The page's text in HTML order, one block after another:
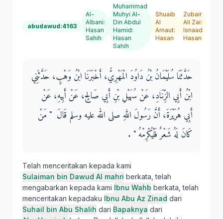
abudawud:4163
Al-
Albani:
Hasan
Sahih
Muhammad
Muhyi Al-
Din Abdul
Hamid:
Hasan
Sahih
Shuaib
Al
Arnaut:
Hasan
Zubair
Ali Zai:
Isnaad
Hasan
حَدَّثَنَا سُلَيْمَانُ بْنُ دَاوُدَ الْمَهْرِيُّ، أَخْبَرَنَا ابْنُ وَهْبٍ، حَدَّثَنِي
ابْنُ أَبِي الزِّنَادِ، عَنْ سُهَيْلِ بْنِ أَبِي صَالِحٍ، عَنْ أَبِيهِ، عَنْ
أَبِي هُرَيْرَةَ، أَنَّ رَسُولَ اللَّهِ صلى الله عليه وسلم قَالَ ‏ "‏ مَنْ
كَانَ لَهُ شَعْرٌ فَلْيُكْرِمْهُ ‏"‏ ‏.‏
Telah menceritakan kepada kami
Sulaiman bin Dawud Al mahri berkata, telah
mengabarkan kepada kami Ibnu Wahb berkata, telah
menceritakan kepadaku Ibnu Abu Az Zinad dari
Suhail bin Abu Shalih dari Bapaknya dari